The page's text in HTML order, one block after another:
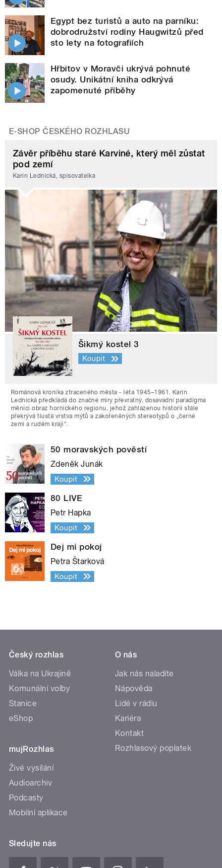
Egypt bez turistů a auto na parníku:
dobrodružství rodiny Haugwitzů před
sto lety na fotografiích
Hřbitov v Moravči ukrývá pohnuté
osudy. Unikátní kniha odkrývá
zapomenuté příběhy
E-SHOP ČESKÉHO ROZHLASU
Závěr příběhu staré Karviné, který měl zůstat
pod zemí
Karin Lednická, spisovatelka
Šikmý kostel 3
Koupit
Románová kronika ztraceného města - léta 1945–1961. Karin
Lednická předkládá do značné míry převratný, dosavadní paradigma
měnící obraz hornického regionu, jehož zahlazenou historii stále
překrývá tlustá vrstva mýtů a zakořeněných stereotypů o „černé
zemi a rudém kraji“.
50 moravských pověstí
Zdeněk Junák
Koupit
80 LIVE
Petr Hapka
Koupit
Dej mi pokoj
Petra Štarková
Koupit
Český rozhlas
Válka na Ukrajině
Komunální volby
Stanice
eShop
mujRozhlas
Živé vysílání
Audioarchiv
Podcasty
Mobilní aplikace
O nás
Jak nás naladíte
Nápověda
Lidé v rádiu
Kariéra
Kontakt
Rozhlasový poplatek
Sledujte nás